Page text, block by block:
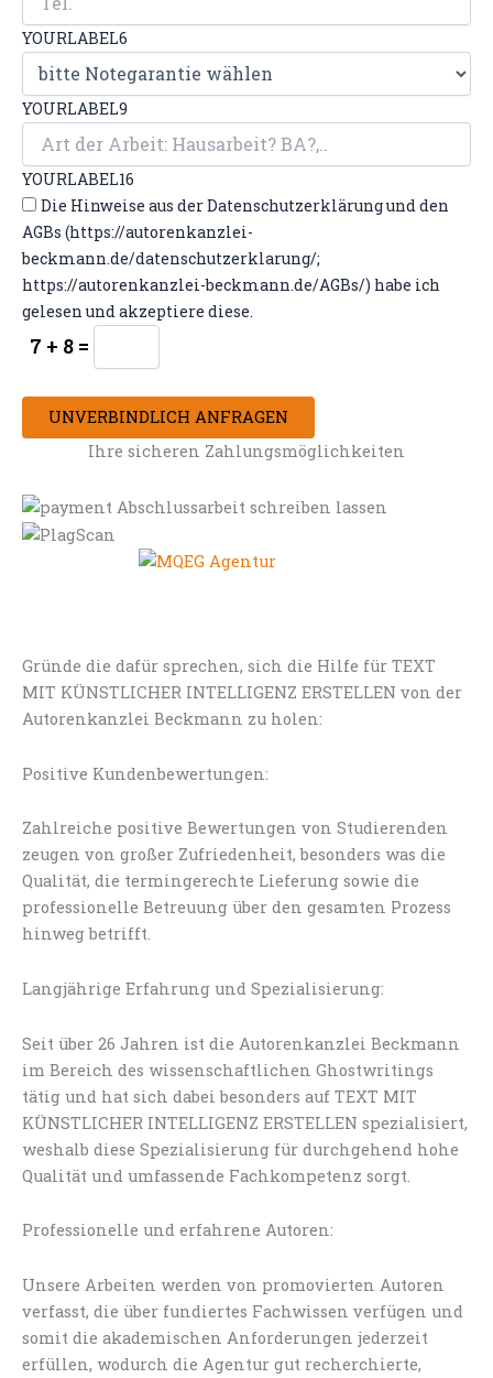
YOURLABEL6
YOURLABEL9
YOURLABEL16
Die Hinweise aus der Datenschutzerklärung und den
AGBs (https://autorenkanzlei-
beckmann.de/datenschutzerklarung/;
https://autorenkanzlei-beckmann.de/AGBs/) habe ich
gelesen und akzeptiere diese.
7 + 8 =
UNVERBINDLICH ANFRAGEN
Ihre sicheren Zahlungsmöglichkeiten
Gründe die dafür sprechen, sich die Hilfe für TEXT
MIT KÜNSTLICHER INTELLIGENZ ERSTELLEN von der
Autorenkanzlei Beckmann zu holen:
Positive Kundenbewertungen:
Zahlreiche positive Bewertungen von Studierenden
zeugen von großer Zufriedenheit, besonders was die
Qualität, die termingerechte Lieferung sowie die
professionelle Betreuung über den gesamten Prozess
hinweg betrifft.
Langjährige Erfahrung und Spezialisierung:
Seit über 26 Jahren ist die Autorenkanzlei Beckmann
im Bereich des wissenschaftlichen Ghostwritings
tätig und hat sich dabei besonders auf TEXT MIT
KÜNSTLICHER INTELLIGENZ ERSTELLEN spezialisiert,
weshalb diese Spezialisierung für durchgehend hohe
Qualität und umfassende Fachkompetenz sorgt.
Professionelle und erfahrene Autoren:
Unsere Arbeiten werden von promovierten Autoren
verfasst, die über fundiertes Fachwissen verfügen und
somit die akademischen Anforderungen jederzeit
erfüllen, wodurch die Agentur gut recherchierte,